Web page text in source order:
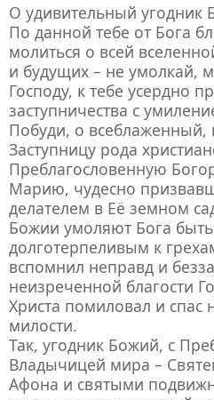
О удивительный угодник
По данной тебе от Бога
молиться о всей
и будущих – не умолкай,
Господу, к тебе усердно
заступничества с
Побуди, о всеблаженный,
Заступницу рода
Преблагословенную
Марию, чудесно
делателем в Её земном
Божии умоляют Бога
долготерпеливым к
вспомнил неправд и
неизреченной благости
Христа помиловал и спас
милости.
Так, угодник Божий, с
Владычицей мира –
Афона и святыми